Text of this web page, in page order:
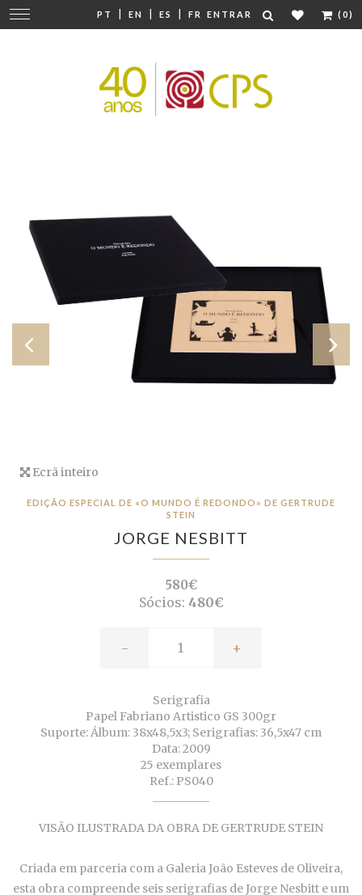
PT | EN | ES | FR ENTRAR (0)
Mudar
navegação
Ecrã inteiro
EDIÇÃO ESPECIAL DE «O MUNDO É REDONDO» DE GERTRUDE
STEIN
JORGE NESBITT
580€
Sócios: 480€
- +
Serigrafia
Papel Fabriano Artistico GS 300gr
Suporte: Álbum: 38x48,5x3; Serigrafias: 36,5x47 cm
Data: 2009
25 exemplares
Ref.: PS040
VISÃO ILUSTRADA DA OBRA DE GERTRUDE STEIN
Criada em parceria com a Galeria João Esteves de Oliveira,
esta obra compreende seis serigrafias de Jorge Nesbitt e um